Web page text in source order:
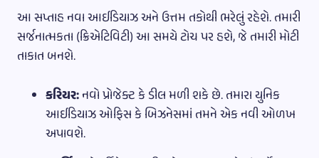
આ સપ્તાહ નવા આઈડિયાઝ અને ઉત્તમ તકોથી ભરેલું રહેશે. તમારી
સર્જનાત્મકતા (ક્રિએટિવિટી) આ સમયે ટોચ પર હશે, જે તમારી મોટી
તાકાત બનશે.
કરિયર:નવો પ્રોજેક્ટ કે ડીલ મળી શકે છે. તમારા યુનિક
આઈડિયાઝ ઓફિસ કે બિઝનેસમાં તમને એક નવી ઓળખ
અપાવશે.